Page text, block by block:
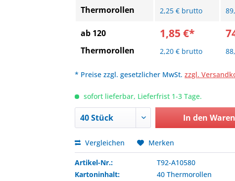
Thermorollen
2,25 € brutto
ab 120
Thermorollen
1,85 €*
2,20 € brutto
* Preise zzgl. gesetzlicher MwSt.zzgl.
sofort lieferbar, Lieferfrist 1-3 Tage.
In den
Vergleichen Merken
Artikel-Nr.:
T92-A10580
Kartoninhalt:
40 Thermorollen